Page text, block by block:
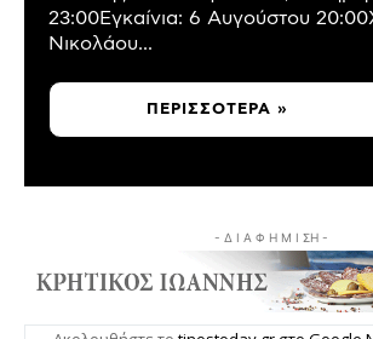
23:00Εγκαίνια: 6 Αυγούστου
Νικολάου...
ΠΕΡΙΣΣΌΤΕΡΑ »
- Δ Ι Α Φ Η Μ Ι ΣΗ -